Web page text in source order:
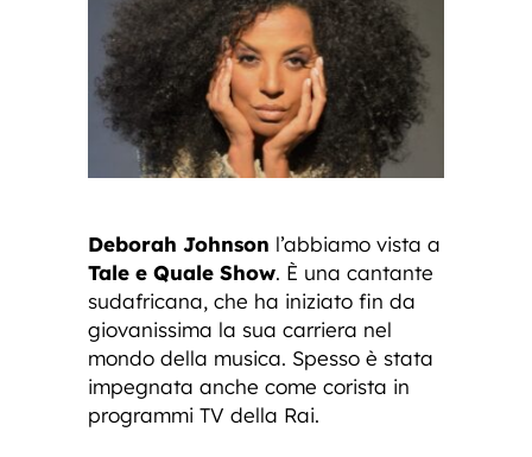
Deborah Johnson l’abbiamo vista a
Tale e Quale Show. È una cantante
sudafricana, che ha iniziato fin da
giovanissima la sua carriera nel
mondo della musica. Spesso è stata
impegnata anche come corista in
programmi TV della Rai.